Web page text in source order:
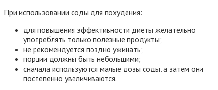
При использовании соды для похудения:
для повышения эффективности диеты желательно
употреблять только полезные продукты;
не рекомендуется поздно ужинать;
порции должны быть небольшими;
сначала используются малые дозы соды, а затем они
постепенно увеличиваются.